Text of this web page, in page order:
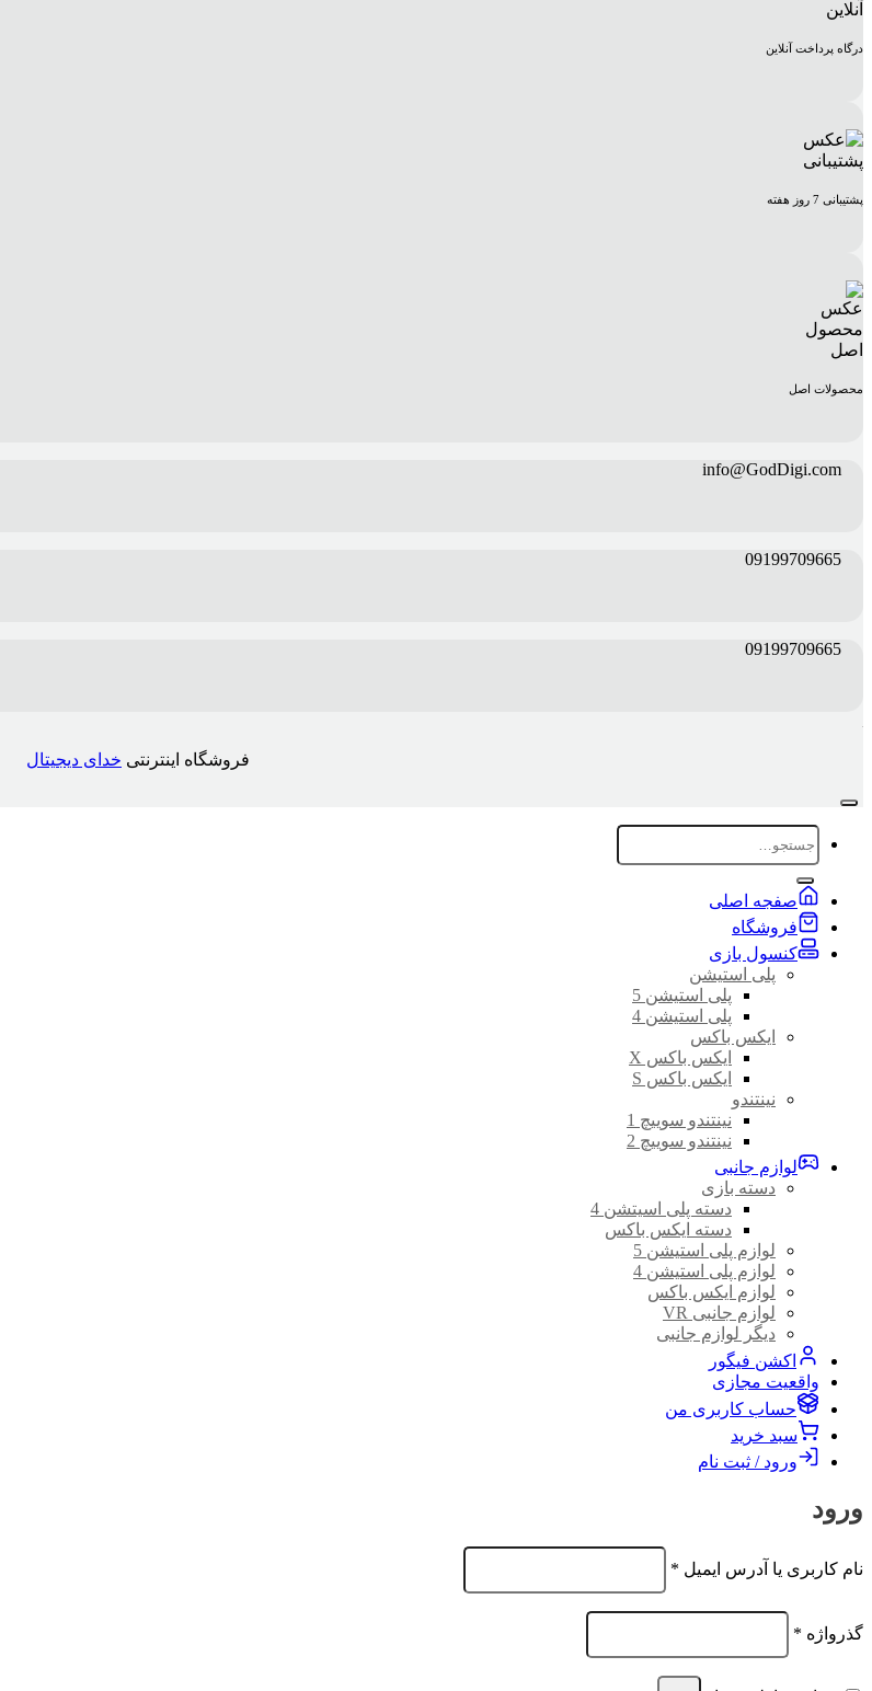
درگاه پرداخت آنلاین
پشتیبانی 7 روز هفته
محصولات اصل
info@GodDigi.com
09199709665
09199709665
فروشگاه اینترنتی خدای دیجیتال
جستجو
برای:
صفجه اصلی
فروشگاه
کنسول بازی
پلی استیشن
پلی استیشن 5
پلی استیشن 4
ایکس باکس
ایکس باکس X
ایکس باکس S
نینتندو
نینتندو سوییچ 1
نینتندو سوییچ 2
لوازم جانبی
دسته بازی
دسته پلی اسیتشن 4
دسته ایکس باکس
لوازم پلی استیشن 5
لوازم پلی استیشن 4
لوازم ایکس باکس
لوازم جانبی VR
دیگر لوازم جانبی
اکشن فیگور
واقعیت مجازی
حساب کاربری من
سبد خرید
ورود / ثبت نام
ورود
نام کاربری یا آدرس ایمیل *
الزامی
گذرواژه *
الزامی